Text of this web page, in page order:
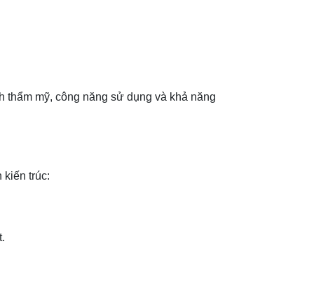
mỹ, công năng sử dụng và khả năng
kiến trúc: